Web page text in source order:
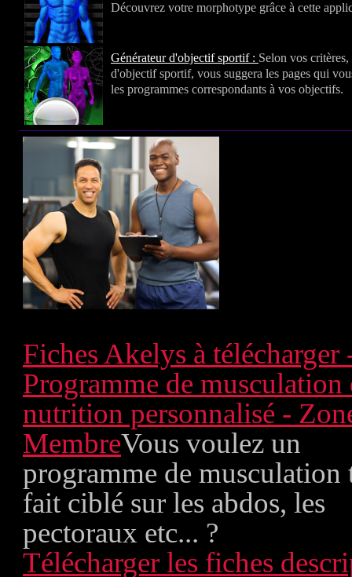
Découvrez votre morphotype grâce à cette
Générateur d'objectif sportif : Selon vos
d'objectif sportif, vous suggera les pages qui
les programmes correspondants à vos objectifs.
Fiches Akelys à télécharger
Programme de musculation
nutrition personnalisé -
MembreVous voulez un
programme de musculation
fait ciblé sur les abdos, les
pectoraux etc... ?
Télécharger les fiches